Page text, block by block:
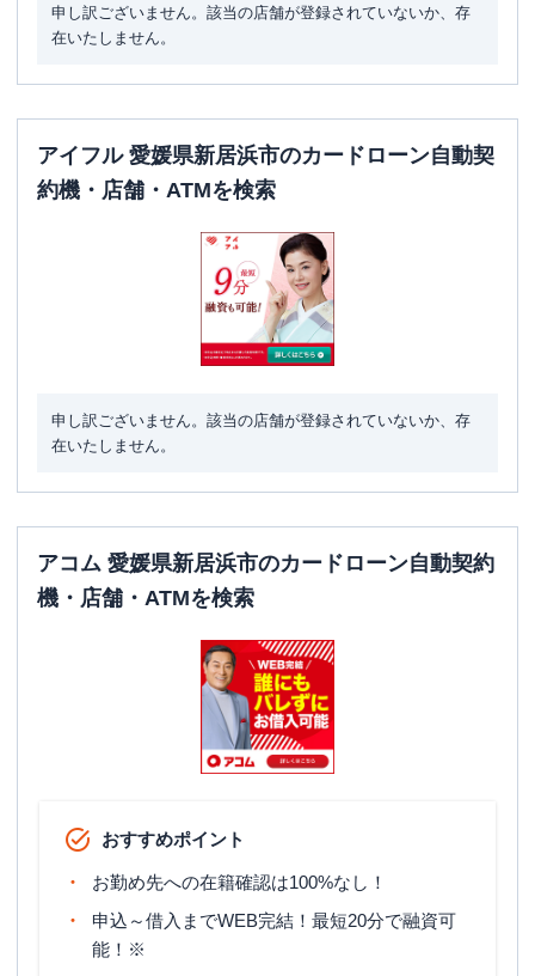
申し訳ございません。該当の店舗が登録されていないか、存
在いたしません。
アイフル 愛媛県新居浜市のカードローン自動契
約機・店舗・ATMを検索
申し訳ございません。該当の店舗が登録されていないか、存
在いたしません。
アコム 愛媛県新居浜市のカードローン自動契約
機・店舗・ATMを検索
おすすめポイント
お勤め先への在籍確認は100%なし！
申込～借入までWEB完結！最短20分で融資可
能！※